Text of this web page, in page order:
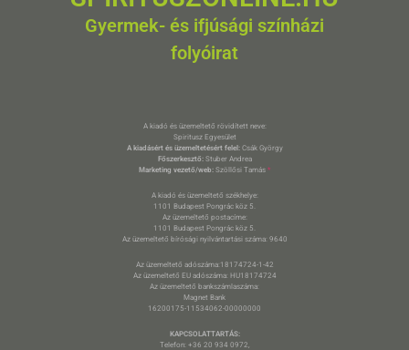
Gyermek- és ifjúsági színházi
folyóirat
A kiadó és üzemeltető rövidített neve:
Spiritusz Egyesület
A kiadásért és üzemeltetésért felel:Csák György
Főszerkesztő:Stuber Andrea
Marketing vezető/web: Szöllősi Tamás *
A kiadó és üzemeltető székhelye:
1101 Budapest Pongrác köz 5.
Az üzemeltető postacíme:
1101 Budapest Pongrác köz 5.
Az üzemeltető bírósági nyilvántartási száma: 9640
Az üzemeltető adószáma:18174724-1-42
Az üzemeltető EU adószáma: HU18174724
Az üzemeltető bankszámlaszáma:
Magnet Bank
16200175-11534062-00000000
KAPCSOLATTARTÁS:
Telefon: +36 20 934 0972,